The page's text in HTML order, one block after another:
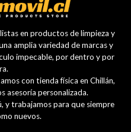
en productos de limpieza y
amplia variedad de marcas y
impecable, por dentro y por
con tienda física en Chillán,
asesoría personalizada.
trabajamos para que siempre
nuevos.